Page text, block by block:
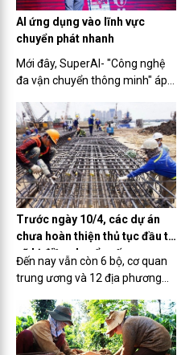
AI ứng dụng vào lĩnh vực
chuyển phát nhanh
Mới đây, SuperAI- "Công nghệ
đa vận chuyển thông minh" áp
và phân tích thông tin trên cơ
sở dữ liệu của các đơn vị chuyển
phát nhanh trong nền tảng và
đặc thù của từng đơn...
Trước ngày 10/4, các dự án
chưa hoàn thiện thủ tục đầu tư
sẽ bị điều chuyển vốn
Đến nay vẫn còn 6 bộ, cơ quan
trung ương và 12 địa phương
đầu tư theo quy định, gồm: Văn
phòng Trung ương Đảng, các bộ
Giao thông Vận tải, Công an,